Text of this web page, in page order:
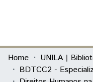
Communities &
All of DSpace
Home
BDTCC2 -